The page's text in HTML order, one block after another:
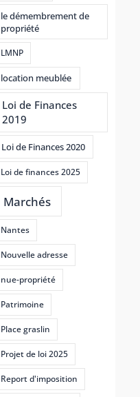
le démembrement de
propriété
LMNP
location meublée
Loi de Finances
2019
Loi de Finances 2020
Loi de finances 2025
Marchés
Nantes
Nouvelle adresse
nue-propriété
Patrimoine
Place graslin
Projet de loi 2025
Report d'imposition